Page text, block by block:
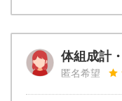
体組成計
匿名希望